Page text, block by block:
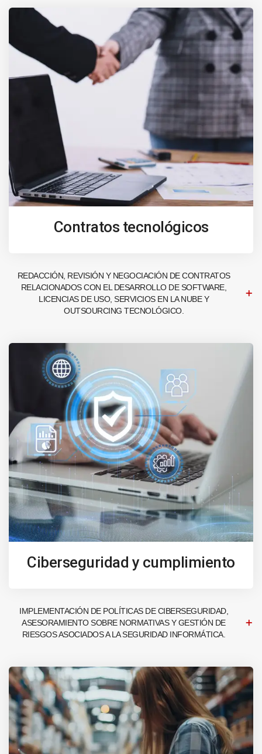
Contratos tecnológicos
REDACCIÓN, REVISIÓN Y NEGOCIACIÓN DE CONTRATOS
RELACIONADOS CON EL DESARROLLO DE SOFTWARE,
LICENCIAS DE USO, SERVICIOS EN LA NUBE Y
OUTSOURCING TECNOLÓGICO.
Ciberseguridad y cumplimiento
IMPLEMENTACIÓN DE POLÍTICAS DE CIBERSEGURIDAD,
ASESORAMIENTO SOBRE NORMATIVAS Y GESTIÓN DE
RIESGOS ASOCIADOS A LA SEGURIDAD INFORMÁTICA.